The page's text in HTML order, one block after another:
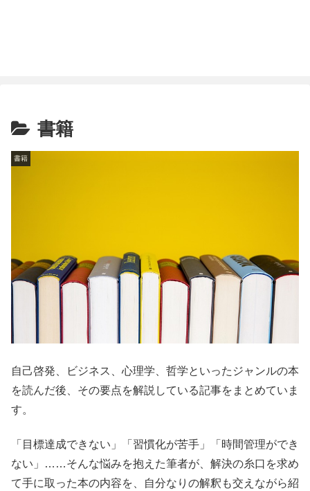
書籍
書籍
自己啓発、ビジネス、心理学、哲学といったジャンルの本
を読んだ後、その要点を解説している記事をまとめていま
す。
「目標達成できない」「習慣化が苦手」「時間管理ができ
ない」……そんな悩みを抱えた筆者が、解決の糸口を求め
て手に取った本の内容を、自分なりの解釈も交えながら紹